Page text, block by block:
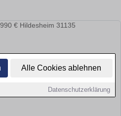
Alle Cookies ablehnen
Datenschutzerklärung